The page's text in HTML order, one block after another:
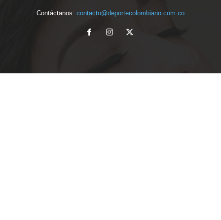
Contáctanos: contacto@deportecolombiano.com.co